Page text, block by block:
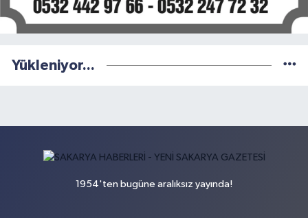
Yükleniyor...
1954'ten bugüne aralıksız yayında!